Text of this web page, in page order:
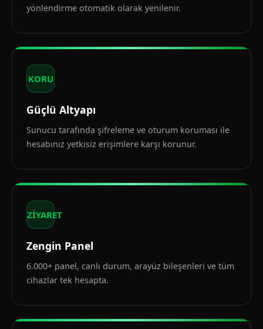
yönlendirme otomatik olarak yenilenir.
KORU
Güçlü Altyapı
Sunucu tarafında şifreleme ve oturum koruması ile
hesabınız yetkisiz erişimlere karşı korunur.
ZİYARET
Zengin Panel
6.000+ panel, canlı durum, arayüz bileşenleri ve tüm
cihazlar tek hesapta.